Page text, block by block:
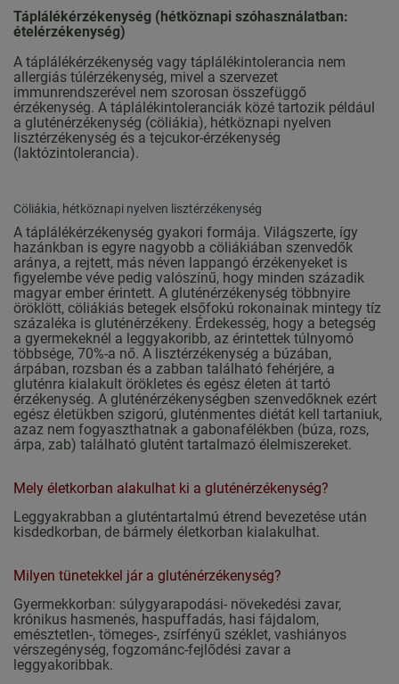
Táplálékérzékenység (hétköznapi szóhasználatban:
ételérzékenység)
A táplálékérzékenység vagy táplálékintolerancia nem
allergiás túlérzékenység, mivel a szervezet
immunrendszerével nem szorosan összefüggő
érzékenység. A táplálékintoleranciák közé tartozik például
a gluténérzékenység (cöliákia), hétköznapi nyelven
lisztérzékenység és a tejcukor-érzékenység
(laktózintolerancia).
Cöliákia, hétköznapi nyelven lisztérzékenység
A táplálékérzékenység gyakori formája. Világszerte, így
hazánkban is egyre nagyobb a cöliákiában szenvedők
aránya, a rejtett, más néven lappangó érzékenyeket is
figyelembe véve pedig valószínű, hogy minden századik
magyar ember érintett. A gluténérzékenység többnyire
öröklött, cöliákiás betegek elsőfokú rokonainak mintegy tíz
százaléka is gluténérzékeny. Érdekesség, hogy a betegség
a gyermekeknél a leggyakoribb, az érintettek túlnyomó
többsége, 70%-a nő. A lisztérzékenység a búzában,
árpában, rozsban és a zabban található fehérjére, a
gluténra kialakult örökletes és egész életen át tartó
érzékenység. A gluténérzékenységben szenvedőknek ezért
egész életükben szigorú, gluténmentes diétát kell tartaniuk,
azaz nem fogyaszthatnak a gabonafélékben (búza, rozs,
árpa, zab) található glutént tartalmazó élelmiszereket.
Mely életkorban alakulhat ki a gluténérzékenység?
Leggyakrabban a gluténtartalmú étrend bevezetése után
kisdedkorban, de bármely életkorban kialakulhat.
Milyen tünetekkel jár a gluténérzékenység?
Gyermekkorban: súlygyarapodási- növekedési zavar,
krónikus hasmenés, haspuffadás, hasi fájdalom,
emésztetlen-, tömeges-, zsírfényű széklet, vashiányos
vérszegénység, fogzománc-fejlődési zavar a
leggyakoribbak.